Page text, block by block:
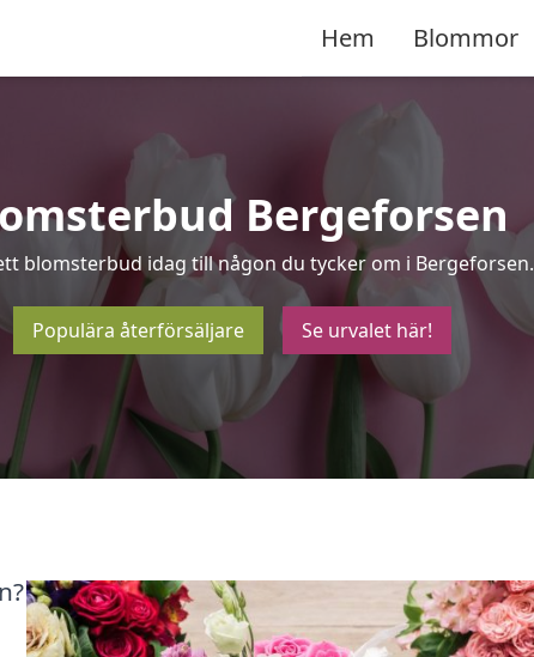
Hem Blommor
Bergeforsen
blomsterbud idag till någon du tycker om i Bergeforsen.
Populära återförsäljare Se urvalet här!